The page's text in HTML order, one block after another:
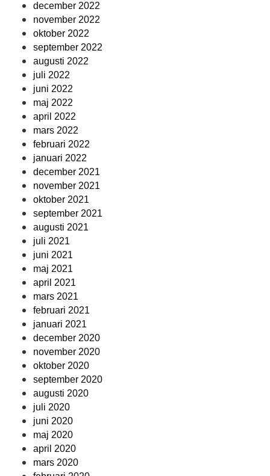
december 2022
november 2022
oktober 2022
september 2022
augusti 2022
juli 2022
juni 2022
maj 2022
april 2022
mars 2022
februari 2022
januari 2022
december 2021
november 2021
oktober 2021
september 2021
augusti 2021
juli 2021
juni 2021
maj 2021
april 2021
mars 2021
februari 2021
januari 2021
december 2020
november 2020
oktober 2020
september 2020
augusti 2020
juli 2020
juni 2020
maj 2020
april 2020
mars 2020